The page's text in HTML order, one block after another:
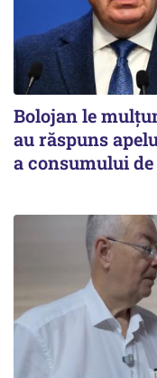
Bolojan le
au răspuns
a consumului